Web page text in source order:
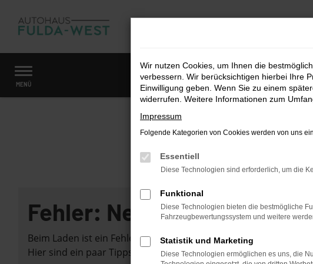
Zum
Hauptinhalt
MENÜ
Startseite Fahrzeugmarkt
Fehler: Network Error
Beim Laden ist ein Fehler aufgetreten.
Hier sind ein paar Tipps, die dir helfen können:
Wir nutzen Cookies, um Ihnen die
verbessern. Wir berücksichtigen hierbei Ihre
Einwilligung geben. Wenn Sie zu einem
widerrufen. Weitere Informationen zum
Impressum
Folgende Kategorien von Cookies werden von uns
Essentiell
Diese Technologien sind erforderlich, um die
Funktional
Diese Technologien bieten die bestmögliche
Fahrzeugbewertungssystem und weitere
Statistik und Marketing
Diese Technologien ermöglichen es uns, die